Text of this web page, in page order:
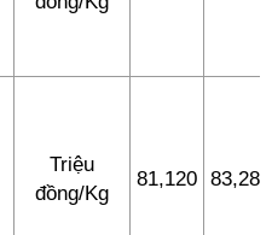
Triệu
đồng/Kg
81,120 83,280